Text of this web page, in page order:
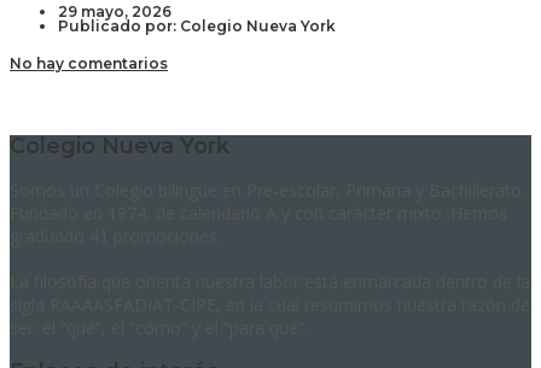
29 mayo, 2026
Publicado por: Colegio Nueva York
No hay comentarios
Colegio Nueva York